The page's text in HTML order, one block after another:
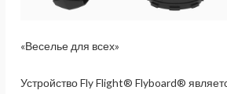
«Веселье для всех»
Устройство Fly Flight® Flyboard®